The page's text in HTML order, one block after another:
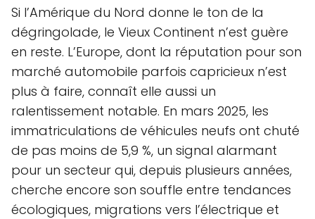
Si l’Amérique du Nord donne le ton de la
dégringolade, le Vieux Continent n’est guère
en reste. L’Europe, dont la réputation pour son
marché automobile parfois capricieux n’est
plus à faire, connaît elle aussi un
ralentissement notable. En mars 2025, les
immatriculations de véhicules neufs ont chuté
de pas moins de 5,9 %, un signal alarmant
pour un secteur qui, depuis plusieurs années,
cherche encore son souffle entre tendances
écologiques, migrations vers l’électrique et